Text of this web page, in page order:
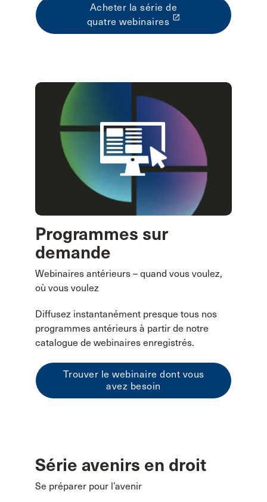
Acheter la série de
quatre webinaires launch
Programmes sur
demande
Webinaires antérieurs – quand vous voulez,
où vous voulez
Diffusez instantanément presque tous nos
programmes antérieurs à partir de notre
catalogue de webinaires enregistrés.
Trouver le webinaire dont vous
avez besoin
Série avenirs en droit
Se préparer pour l’avenir